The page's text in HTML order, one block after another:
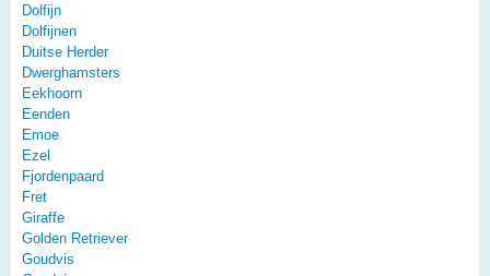
Dolfijn
Dolfijnen
Duitse Herder
Dwerghamsters
Eekhoorn
Eenden
Emoe
Ezel
Fjordenpaard
Fret
Giraffe
Golden Retriever
Goudvis